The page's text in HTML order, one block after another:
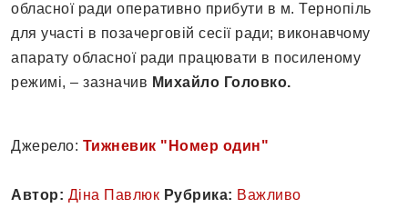
обласної ради оперативно прибути в м. Тернопіль
для участі в позачерговій сесії ради; виконавчому
апарату обласної ради працювати в посиленому
режимі, – зазначив Михайло Головко.
Джерело: Тижневик "Номер один"
Автор: Діна Павлюк Рубрика: Важливо